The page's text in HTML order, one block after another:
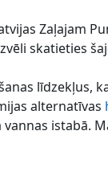
Zaļajam
skatieties
līdzekļus,
alternatīvas
istabā.